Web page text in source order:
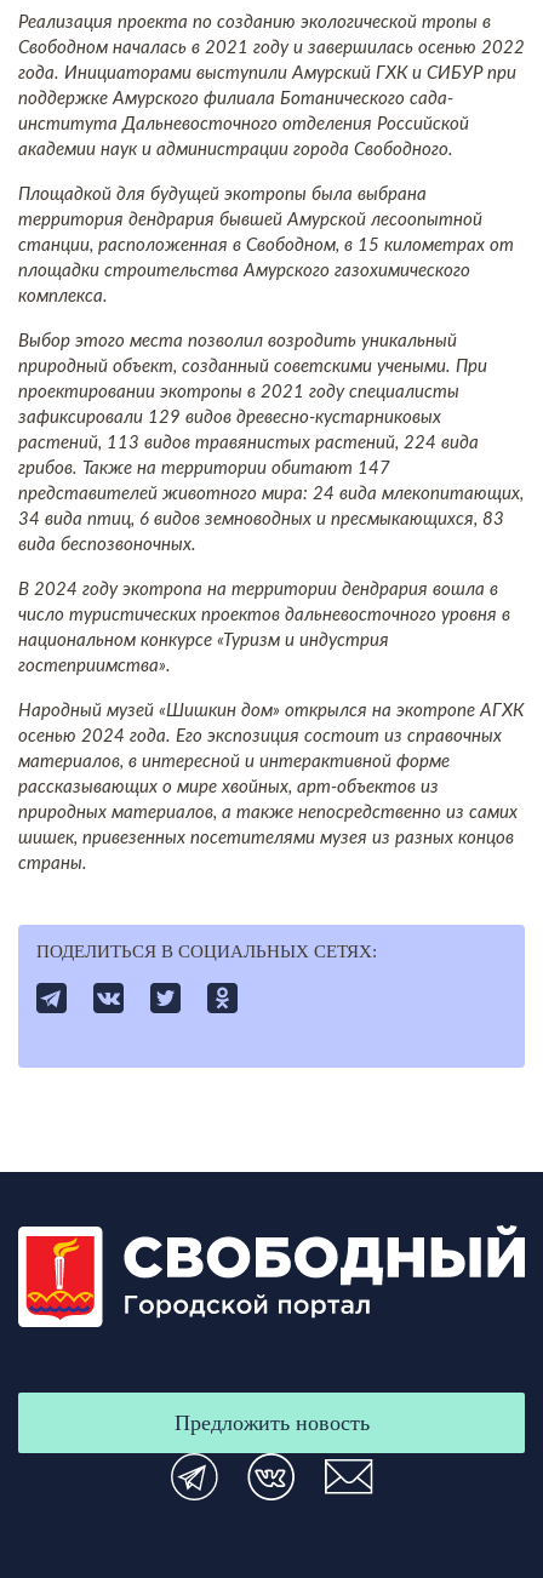
Реализация проекта по созданию экологической тропы в
Свободном началась в 2021 году и завершилась осенью 2022
года. Инициаторами выступили Амурский ГХК и СИБУР при
поддержке Амурского филиала Ботанического сада-
института Дальневосточного отделения Российской
академии наук и администрации города Свободного.
Площадкой для будущей экотропы была выбрана
территория дендрария бывшей Амурской лесоопытной
станции, расположенная в Свободном, в 15 километрах от
площадки строительства Амурского газохимического
комплекса.
Выбор этого места позволил возродить уникальный
природный объект, созданный советскими учеными. При
проектировании экотропы в 2021 году специалисты
зафиксировали 129 видов древесно-кустарниковых
растений, 113 видов травянистых растений, 224 вида
грибов. Также на территории обитают 147
представителей животного мира: 24 вида млекопитающих,
34 вида птиц, 6 видов земноводных и пресмыкающихся, 83
вида беспозвоночных.
В 2024 году экотропа на территории дендрария вошла в
число туристических проектов дальневосточного уровня в
национальном конкурсе «Туризм и индустрия
гостеприимства».
Народный музей «Шишкин дом» открылся на экотропе АГХК
осенью 2024 года. Его экспозиция состоит из справочных
материалов, в интересной и интерактивной форме
рассказывающих о мире хвойных, арт-объектов из
природных материалов, а также непосредственно из самих
шишек, привезенных посетителями музея из разных концов
страны.
ПОДЕЛИТЬСЯ В СОЦИАЛЬНЫХ СЕТЯХ:
Предложить новость